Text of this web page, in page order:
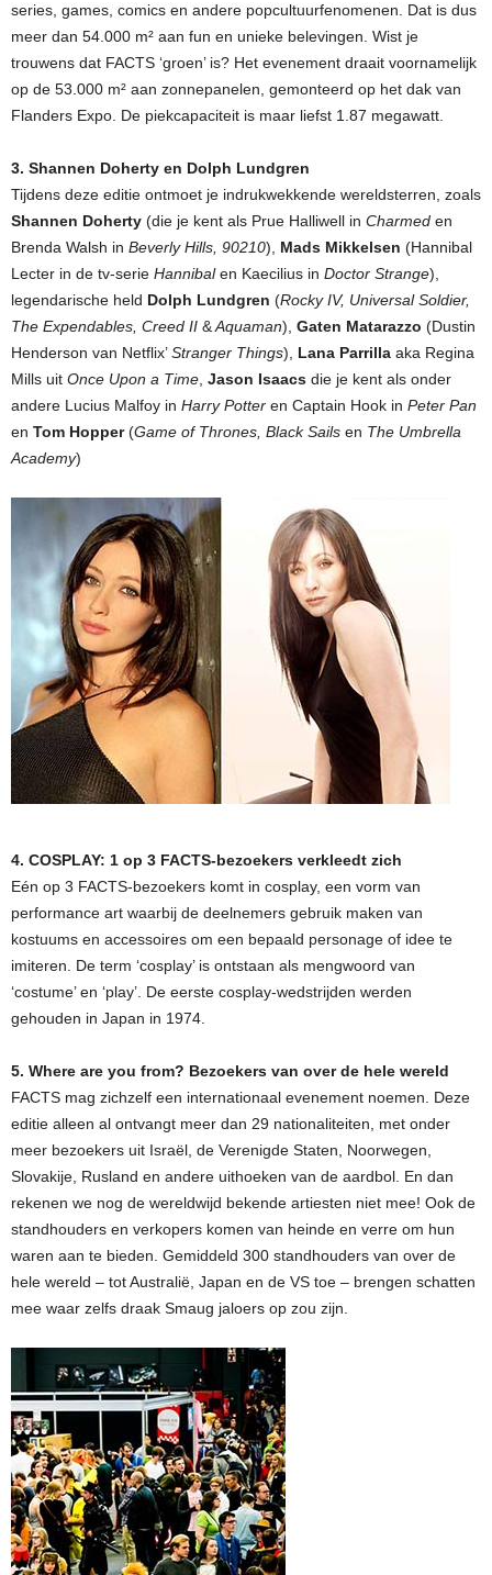
series, games, comics en andere popcultuurfenomenen. Dat is dus
meer dan 54.000 m² aan fun en unieke belevingen. Wist je
trouwens dat FACTS ‘groen’ is? Het evenement draait voornamelijk
op de 53.000 m² aan zonnepanelen, gemonteerd op het dak van
Flanders Expo. De piekcapaciteit is maar liefst 1.87 megawatt.
3. Shannen Doherty en Dolph Lundgren
Tijdens deze editie ontmoet je indrukwekkende wereldsterren, zoals
Shannen Doherty (die je kent als Prue Halliwell in Charmed en
Brenda Walsh in Beverly Hills, 90210), Mads Mikkelsen (Hannibal
Lecter in de tv-serie Hannibalen Kaecilius in Doctor Strange),
legendarische held Dolph Lundgren (Rocky IV, Universal Soldier,
The Expendables, Creed II &Aquaman), Gaten Matarazzo (Dustin
Henderson van Netflix’Stranger Things), Lana Parrilla aka Regina
Mills uit Once Upon a Time, Jason Isaacs die je kent als onder
andere Lucius Malfoy in Harry Potter en Captain Hook in Peter Pan
en Tom Hopper(Game of Thrones, Black Sails en The Umbrella
Academy)
4. COSPLAY: 1 op 3 FACTS-bezoekers verkleedt zich
Eén op 3 FACTS-bezoekers komt in cosplay, een vorm van
performance art waarbij de deelnemers gebruik maken van
kostuums en accessoires om een bepaald personage of idee te
imiteren. De term ‘cosplay’ is ontstaan als mengwoord van
‘costume’ en ‘play’. De eerste cosplay-wedstrijden werden
gehouden in Japan in 1974.
5. Where are you from? Bezoekers van over de hele wereld
FACTS mag zichzelf een internationaal evenement noemen. Deze
editie alleen al ontvangt meer dan 29 nationaliteiten, met onder
meer bezoekers uit Israël, de Verenigde Staten, Noorwegen,
Slovakije, Rusland en andere uithoeken van de aardbol. En dan
rekenen we nog de wereldwijd bekende artiesten niet mee! Ook de
standhouders en verkopers komen van heinde en verre om hun
waren aan te bieden. Gemiddeld 300 standhouders van over de
hele wereld – tot Australië, Japan en de VS toe – brengen schatten
mee waar zelfs draak Smaug jaloers op zou zijn.